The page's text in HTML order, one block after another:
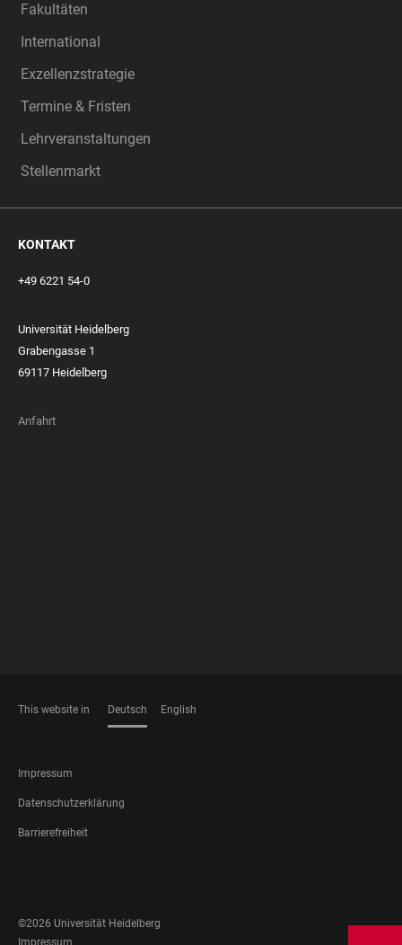
Fakultäten
International
Exzellenzstrategie
Termine & Fristen
Lehrveranstaltungen
Stellenmarkt
KONTAKT
+49 6221 54-0
Universität Heidelberg
Grabengasse 1
69117 Heidelberg
Anfahrt
This website in Deutsch English
FOOTER
LEGAL
Impressum
Datenschutzerklärung
Barrierefreiheit
MEDIA
©2026 Universität Heidelberg
Impressum